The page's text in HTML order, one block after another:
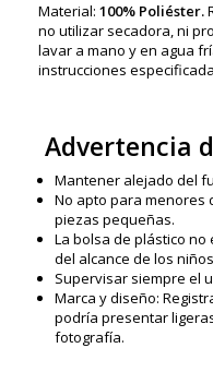
Material: 100% Poliéster.
no utilizar secadora, ni
lavar a mano y en agua
instrucciones
Advertencia
Mantener alejado del
No apto para menores
piezas pequeñas.
La bolsa de plástico
del alcance de los
Supervisar siempre el
Marca y diseño:
podría presentar
fotografía.